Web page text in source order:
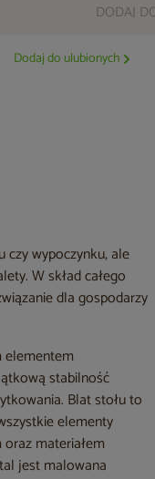
DODAJ
Dodaj do ulubionych
czy wypoczynku, ale
W skład całego
dla gospodarzy
elementem
stabilność
Blat stołu to
elementy
materiałem
jest malowana